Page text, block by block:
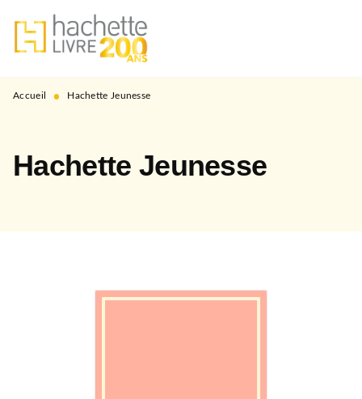
MENU RECHERCHE
PIED DE PAGE
Accueil • Hachette Jeunesse
Hachette Jeunesse